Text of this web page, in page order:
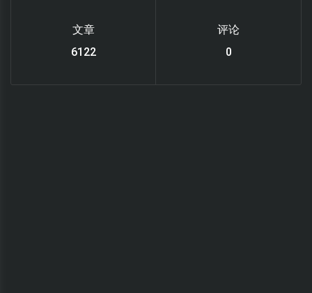
文章
6122
评论
0